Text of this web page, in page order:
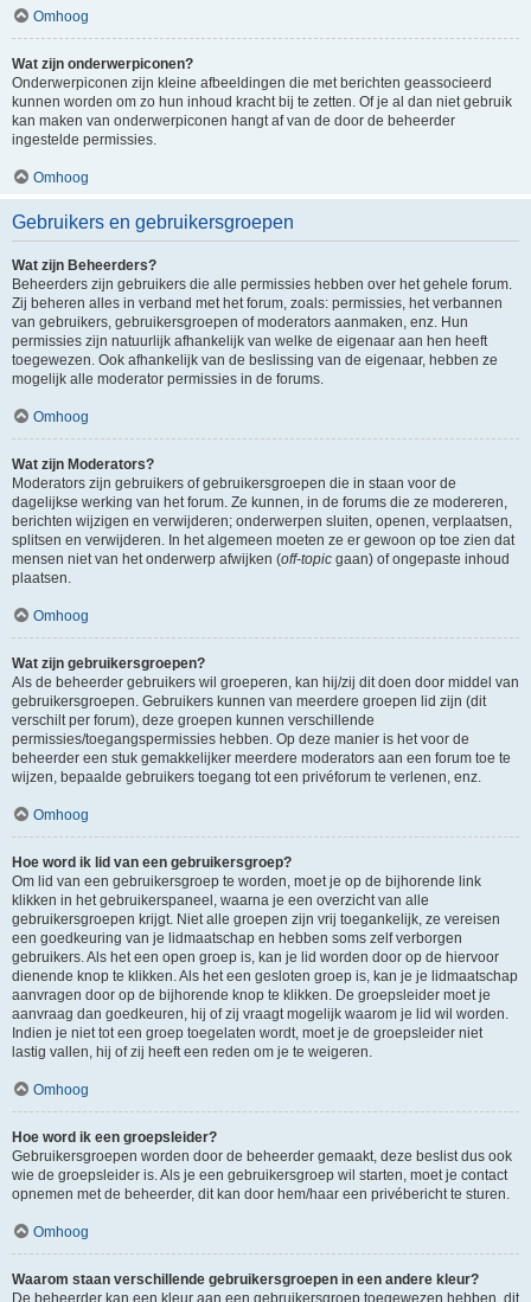
Omhoog
Wat zijn onderwerpiconen?
Onderwerpiconen zijn kleine afbeeldingen die met berichten geassocieerd
kunnen worden om zo hun inhoud kracht bij te zetten. Of je al dan niet gebruik
kan maken van onderwerpiconen hangt af van de door de beheerder
ingestelde permissies.
Omhoog
Gebruikers en gebruikersgroepen
Wat zijn Beheerders?
Beheerders zijn gebruikers die alle permissies hebben over het gehele forum.
Zij beheren alles in verband met het forum, zoals: permissies, het verbannen
van gebruikers, gebruikersgroepen of moderators aanmaken, enz. Hun
permissies zijn natuurlijk afhankelijk van welke de eigenaar aan hen heeft
toegewezen. Ook afhankelijk van de beslissing van de eigenaar, hebben ze
mogelijk alle moderator permissies in de forums.
Omhoog
Wat zijn Moderators?
Moderators zijn gebruikers of gebruikersgroepen die in staan voor de
dagelijkse werking van het forum. Ze kunnen, in de forums die ze modereren,
berichten wijzigen en verwijderen; onderwerpen sluiten, openen, verplaatsen,
splitsen en verwijderen. In het algemeen moeten ze er gewoon op toe zien dat
mensen niet van het onderwerp afwijken (off-topic gaan) of ongepaste inhoud
plaatsen.
Omhoog
Wat zijn gebruikersgroepen?
Als de beheerder gebruikers wil groeperen, kan hij/zij dit doen door middel van
gebruikersgroepen. Gebruikers kunnen van meerdere groepen lid zijn (dit
verschilt per forum), deze groepen kunnen verschillende
permissies/toegangspermissies hebben. Op deze manier is het voor de
beheerder een stuk gemakkelijker meerdere moderators aan een forum toe te
wijzen, bepaalde gebruikers toegang tot een privéforum te verlenen, enz.
Omhoog
Hoe word ik lid van een gebruikersgroep?
Om lid van een gebruikersgroep te worden, moet je op de bijhorende link
klikken in het gebruikerspaneel, waarna je een overzicht van alle
gebruikersgroepen krijgt. Niet alle groepen zijn vrij toegankelijk, ze vereisen
een goedkeuring van je lidmaatschap en hebben soms zelf verborgen
gebruikers. Als het een open groep is, kan je lid worden door op de hiervoor
dienende knop te klikken. Als het een gesloten groep is, kan je je lidmaatschap
aanvragen door op de bijhorende knop te klikken. De groepsleider moet je
aanvraag dan goedkeuren, hij of zij vraagt mogelijk waarom je lid wil worden.
Indien je niet tot een groep toegelaten wordt, moet je de groepsleider niet
lastig vallen, hij of zij heeft een reden om je te weigeren.
Omhoog
Hoe word ik een groepsleider?
Gebruikersgroepen worden door de beheerder gemaakt, deze beslist dus ook
wie de groepsleider is. Als je een gebruikersgroep wil starten, moet je contact
opnemen met de beheerder, dit kan door hem/haar een privébericht te sturen.
Omhoog
Waarom staan verschillende gebruikersgroepen in een andere kleur?
De beheerder kan een kleur aan een gebruikersgroep toegewezen hebben, dit